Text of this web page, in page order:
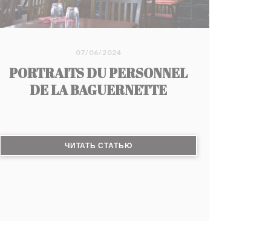
ОКНЕ))
07/06/2024
PORTRAITS DU PERSONNEL
DE LA BAGUERNETTE
ЧИТАТЬ СТАТЬЮ((ОТКРЫВАЕТСЯ В НОВОМ ОКНЕ))